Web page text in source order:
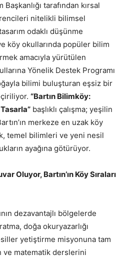
tarafından kırsal
nitelikli bilimsel
odaklı düşünme
köy okullarında popüler bilim
amacıyla yürütülen
Yönelik Destek Programı
bilimi buluşturan eşsiz bir
“Bartın Bilimköy:
başlıklı çalışma; yeşilin
merkeze en uzak köy
temel bilimleri ve yeni nesil
ayağına götürüyor.
Oluyor, Bartın’ın Köy Sıraları
dezavantajlı bölgelerde
doğa okuryazarlığı
yetiştirme misyonuna tam
ve matematik derslerini